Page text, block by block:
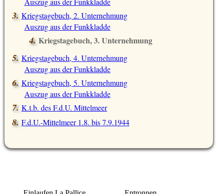
Kriegstagebuch, 2. Unternehmung
Auszug aus der Funkkladde
Kriegstagebuch, 3. Unternehmung
Kriegstagebuch, 4. Unternehmung
Auszug aus der Funkkladde
Kriegstagebuch, 5. Unternehmung
Auszug aus der Funkkladde
K.t.b. des F.d.U. Mittelmeer
F.d.U.-Mittelmeer 1.8. bis 7.9.1944